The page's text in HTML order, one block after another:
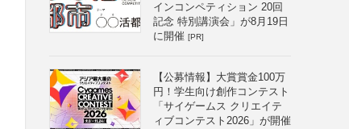
インコンペティション 20回
記念 特別講演会」が8月19日
に開催 [PR]
【公募情報】大賞賞金100万
円！学生向け創作コンテスト
「サイゲームス クリエイテ
ィブコンテスト2026」が開催